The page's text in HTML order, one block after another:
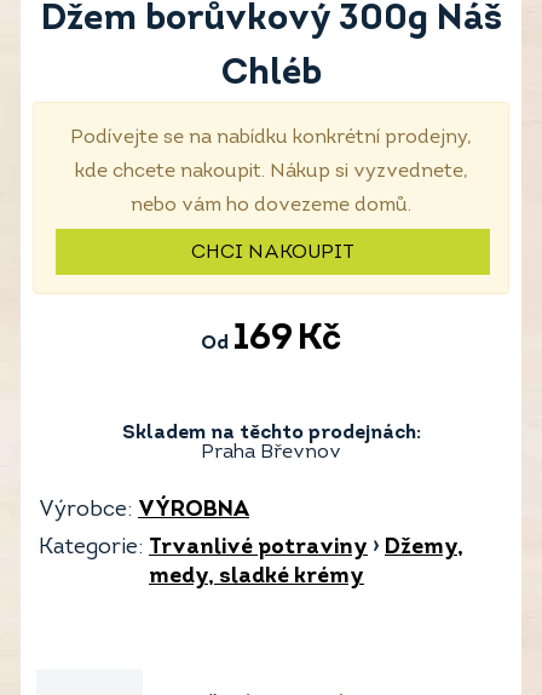
Džem borůvkový 300g Náš
Chléb
Podívejte se na nabídku konkrétní prodejny,
kde chcete nakoupit. Nákup si vyzvednete,
nebo vám ho dovezeme domů.
CHCI NAKOUPIT
Od 169 Kč
Skladem na těchto prodejnách:
Praha Břevnov
Výrobce: VÝROBNA
Kategorie: Trvanlivé potraviny › Džemy,
medy, sladké krémy